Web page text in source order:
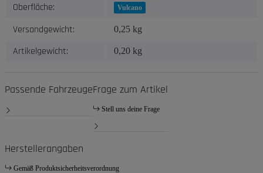
Oberfläche: Vulcano
Versandgewicht: 0,25 kg
Artikelgewicht: 0,20 kg
Passende FahrzeugeFrage zum Artikel
Stell uns deine Frage
Herstellerangaben
Gemäß Produktsicherheitsverordnung